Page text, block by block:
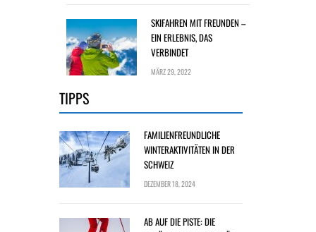
SKIFAHREN MIT FREUNDEN –
EIN ERLEBNIS, DAS
VERBINDET
MÄRZ 29, 2022
TIPPS
FAMILIENFREUNDLICHE
WINTERAKTIVITÄTEN IN DER
SCHWEIZ
DEZEMBER 18, 2024
AB AUF DIE PISTE: DIE